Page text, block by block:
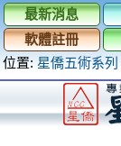
最新消息
軟體註冊
位置: 星僑五術系列